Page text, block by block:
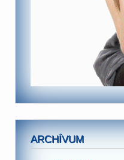
ARCHÍVUM